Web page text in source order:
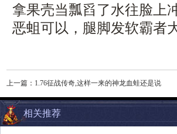
拿果壳当瓢舀了水往脸上
恶蛆可以，腿脚发软霸者
上一篇： 1.76征战传奇,这样一来的神龙血蛙还是说
相关推荐